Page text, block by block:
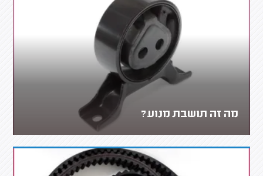
מה זה תושבת מנוע?